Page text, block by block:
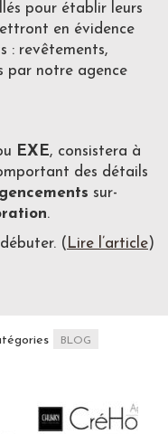
pour établir leurs
en évidence
: revêtements,
par notre agence
EXE, consistera à
des détails
sur-
.
( Lire l’article)
BLOG